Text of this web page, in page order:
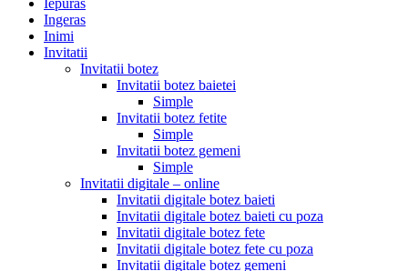
Iepuras
Ingeras
Inimi
Invitatii
Invitatii botez
Invitatii botez baietei
Simple
Invitatii botez fetite
Simple
Invitatii botez gemeni
Simple
Invitatii digitale – online
Invitatii digitale botez baieti
Invitatii digitale botez baieti cu poza
Invitatii digitale botez fete
Invitatii digitale botez fete cu poza
Invitatii digitale botez gemeni